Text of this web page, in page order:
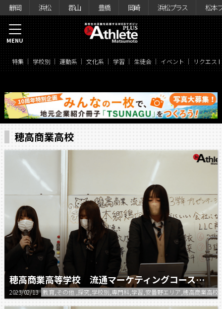
静岡 浜松 郡山 豊橋 岡崎 浜松プラス 松本
特集 学校別 運動系 文化系 学習 生徒会 イベント リクエス
MENU
穂高商業高校
穂高商業高等学校 流通マーケティングコース プレゼン⑦
2023/02/13 教育,その他 ,探究,学校別,専門科,学習,安曇野エリア,穂高商業高校